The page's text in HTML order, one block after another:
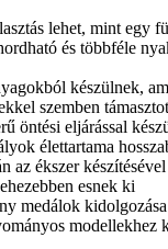
lehet, mint egy
és többféle
készülnek,
szemben
öntési eljárással
élettartama
az ékszer
esnek ki
medálok
modellekhez